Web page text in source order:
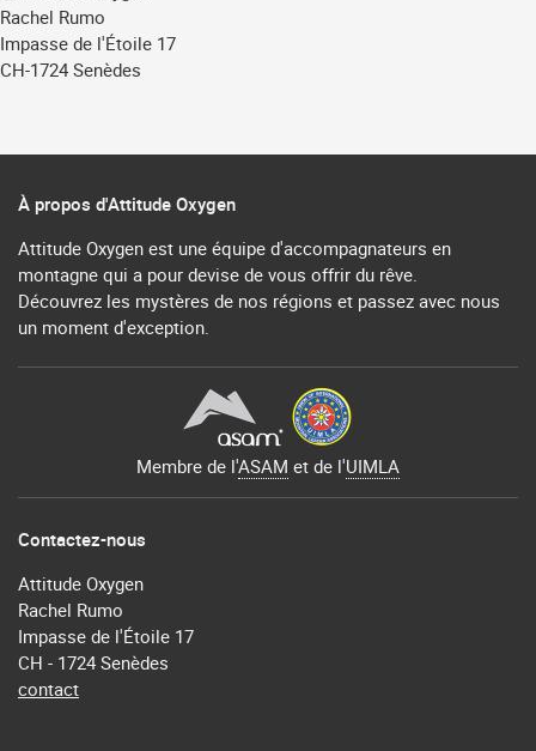
Rachel Rumo
Impasse de l'Étoile 17
CH-1724 Senèdes
À propos d'Attitude Oxygen
Attitude Oxygen est une équipe d'accompagnateurs en
montagne qui a pour devise de vous offrir du rêve.
Découvrez les mystères de nos régions et passez avec nous
un moment d'exception.
Membre de l'ASAM et de l'UIMLA
Contactez-nous
Attitude Oxygen
Rachel Rumo
Impasse de l'Étoile 17
CH - 1724 Senèdes
contact